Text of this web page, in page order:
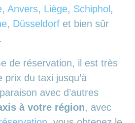
, Anvers, Liège, Schiphol ,
, Düsseldorf et bien sûr
de réservation, il est très
prix du taxi jusqu’à
avec d’autres
à votre région, avec